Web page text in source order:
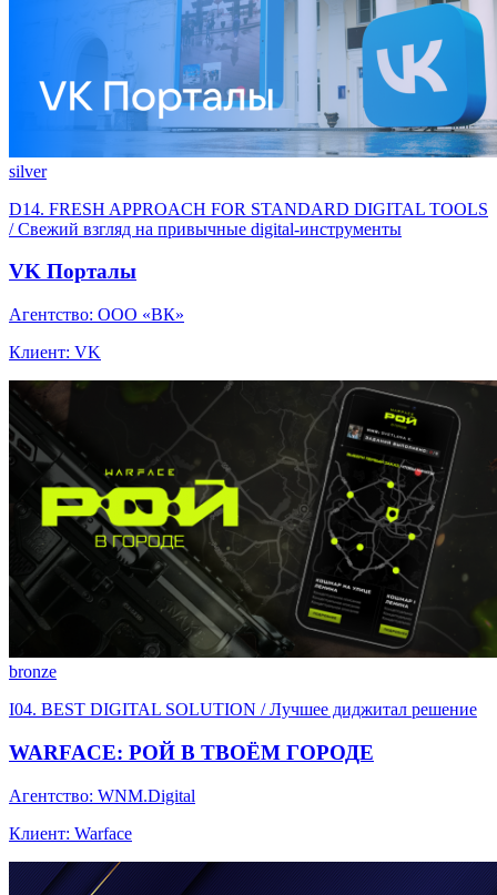
silver
D14. FRESH APPROACH FOR STANDARD DIGITAL TOOLS
/ Свежий взгляд на привычные digital-инструменты
VK Порталы
Агентство: ООО «ВК»
Клиент: VK
bronze
I04. BEST DIGITAL SOLUTION / Лучшее диджитал решение
WARFACE: РОЙ В ТВОЁМ ГОРОДЕ
Агентство: WNM.Digital
Клиент: Warface